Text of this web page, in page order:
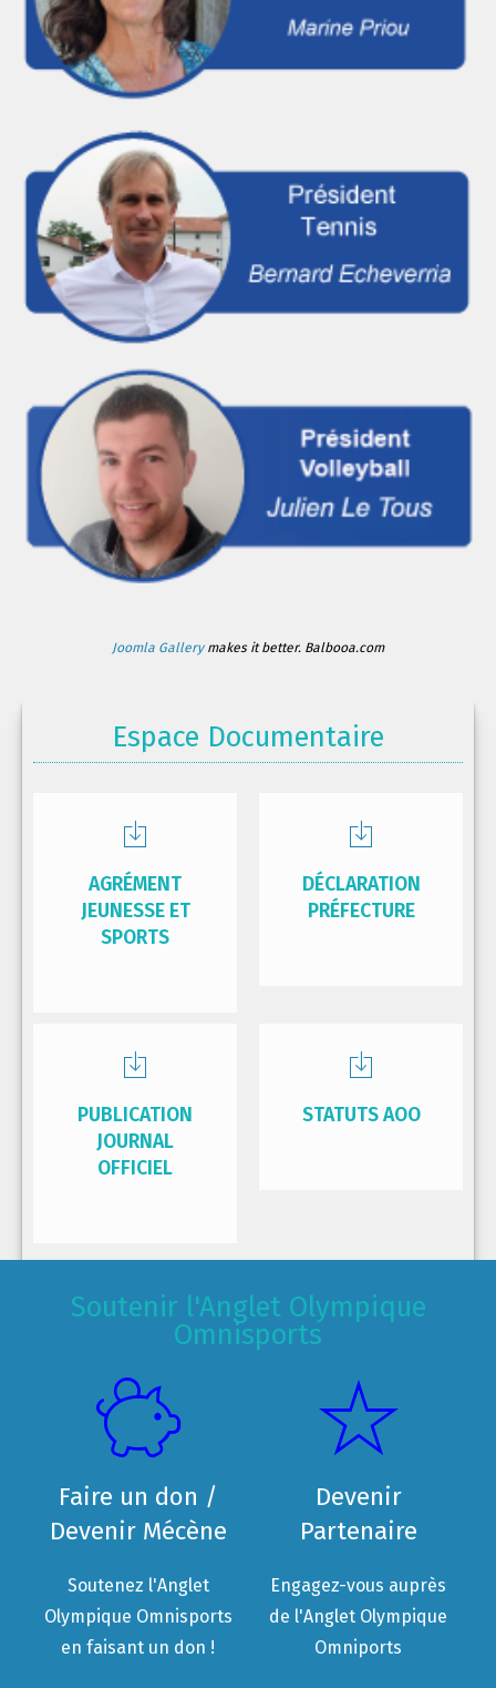
Joomla Gallerymakes it better. Balbooa.com
Espace Documentaire
AGRÉMENT
JEUNESSE ET
SPORTS
DÉCLARATION
PRÉFECTURE
PUBLICATION
JOURNAL
OFFICIEL
STATUTS AOO
Soutenir l'Anglet Olympique
Omnisports
Faire un don /
Devenir Mécène
Soutenez l'Anglet
Olympique Omnisports
en faisant un don !
Devenir
Partenaire
Engagez-vous auprès
de l'Anglet Olympique
Omniports